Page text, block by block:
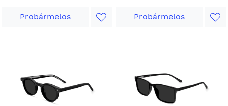
Probármelos Probármelos